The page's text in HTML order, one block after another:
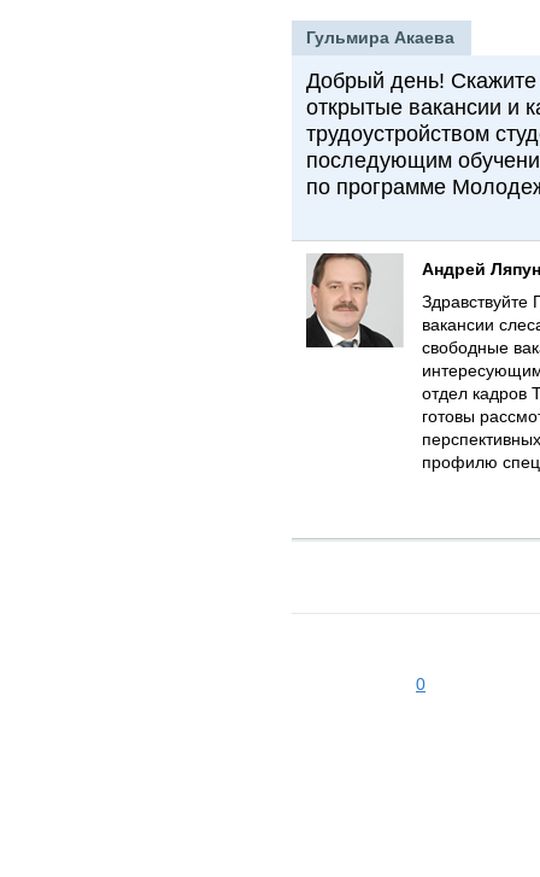
Гульмира Акаева
Добрый день! Скажите
открытые вакансии и
трудоустройством
последующим
по программе
Андрей
вакансии
свободные
отдел кадров
готовы
профилю
0